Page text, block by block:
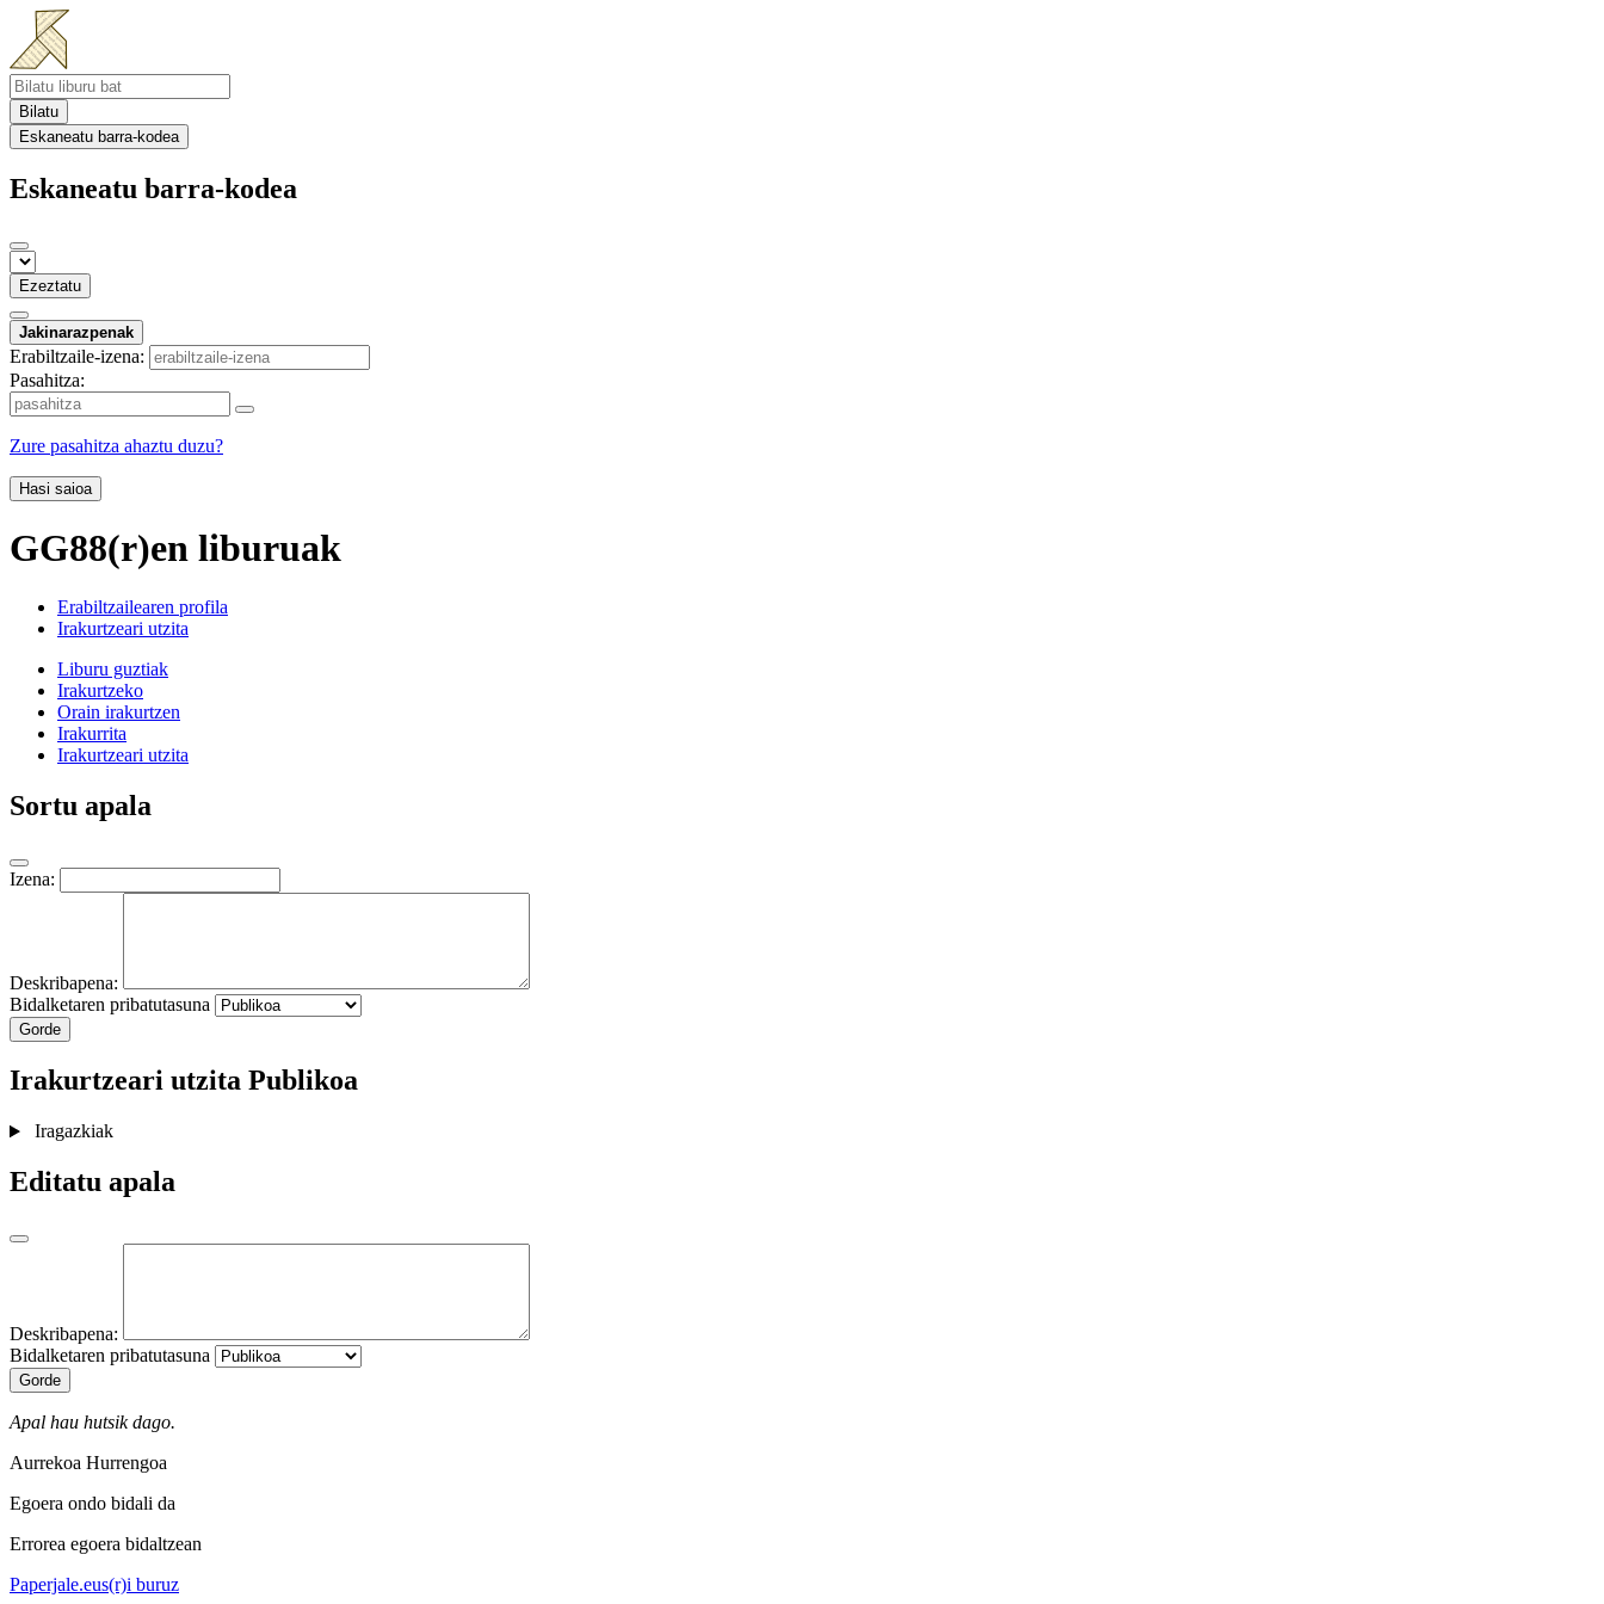
Bilatu
Eskaneatu barra-kodea
Eskaneatu barra-kodea
Ezeztatu
Jakinarazpenak
Erabiltzaile-izena:
Pasahitza:
Zure pasahitza ahaztu duzu?
Hasi saioa
GG88(r)en liburuak
Erabiltzailearen profila
Irakurtzeari utzita
Liburu guztiak
Irakurtzeko
Orain irakurtzen
Irakurrita
Irakurtzeari utzita
Sortu apala
Izena:
Deskribapena:
Bidalketaren pribatutasuna
Gorde
Irakurtzeari utzita Publikoa
Iragazkiak
Editatu apala
Deskribapena:
Bidalketaren pribatutasuna
Gorde
Apal hau hutsik dago.
Aurrekoa Hurrengoa
Egoera ondo bidali da
Errorea egoera bidaltzean
Paperjale.eus(r)i buruz